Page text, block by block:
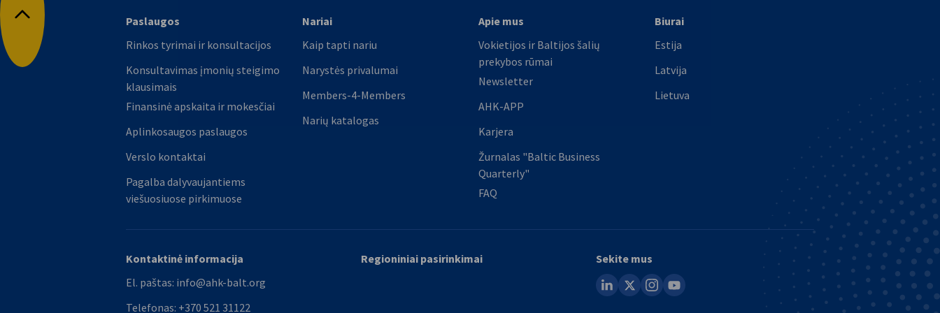
Grįžti į viršų
Paslaugos
Rinkos tyrimai ir konsultacijos
Konsultavimas įmonių steigimo
klausimais
Finansinė apskaita ir mokesčiai
Aplinkosaugos paslaugos
Verslo kontaktai
Pagalba dalyvaujantiems
viešuosiuose pirkimuose
Nariai
Kaip tapti nariu
Narystės privalumai
Members-4-Members
Narių katalogas
Apie mus
Vokietijos ir Baltijos šalių
prekybos rūmai
Newsletter
AHK-APP
Karjera
Žurnalas "Baltic Business
Quarterly"
FAQ
Biurai
Estija
Latvija
Lietuva
Kontaktinė informacija
El. paštas: info@ahk-balt.org
Telefonas: +370 521 31122
Regioniniai pasirinkimai
Sekite mus
linkedin
instagram
youtube